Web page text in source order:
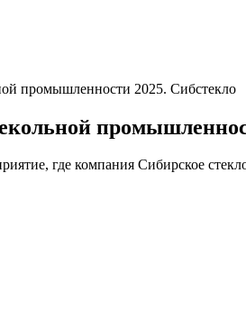
промышленности 2025. Сибстекло
где компания Сибирское